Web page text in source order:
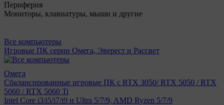
Периферия
Мониторы, клавиатуры, мыши и другие
Все компьютеры
Игровые ПК серии Омега, Эверест и Рассвет
Омега
Сбалансированные игровые ПК с RTX 3050/ RTX 5050 / RTX
5060 / RTX 5060 Ti
Intel Core i3/i5/i7/i9 и Ultra 5/7/9, AMD Ryzen 5/7/9